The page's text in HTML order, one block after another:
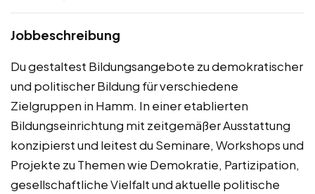
Jobbeschreibung
Du gestaltest Bildungsangebote zu demokratischer
und politischer Bildung für verschiedene
Zielgruppen in Hamm. In einer etablierten
Bildungseinrichtung mit zeitgemäßer Ausstattung
konzipierst und leitest du Seminare, Workshops und
Projekte zu Themen wie Demokratie, Partizipation,
gesellschaftliche Vielfalt und aktuelle politische